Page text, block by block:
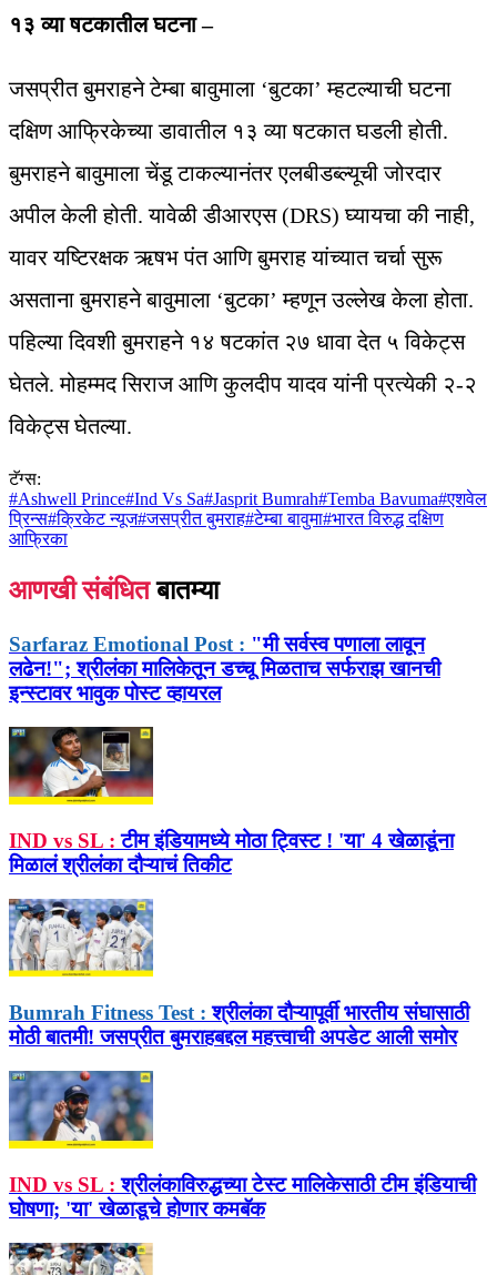
१३ व्या षटकातील घटना –
जसप्रीत बुमराहने टेम्बा बावुमाला ‘बुटका’ म्हटल्याची घटना
दक्षिण आफ्रिकेच्या डावातील १३ व्या षटकात घडली होती.
बुमराहने बावुमाला चेंडू टाकल्यानंतर एलबीडब्ल्यूची जोरदार
अपील केली होती. यावेळी डीआरएस (DRS) घ्यायचा की नाही,
यावर यष्टिरक्षक ऋषभ पंत आणि बुमराह यांच्यात चर्चा सुरू
असताना बुमराहने बावुमाला ‘बुटका’ म्हणून उल्लेख केला होता.
पहिल्या दिवशी बुमराहने १४ षटकांत २७ धावा देत ५ विकेट्स
घेतले. मोहम्मद सिराज आणि कुलदीप यादव यांनी प्रत्येकी २-२
विकेट्स घेतल्या.
टॅग्स:
#Ashwell Prince#Ind Vs Sa#Jasprit Bumrah#Temba Bavuma#एशवेल
प्रिन्स#क्रिकेट न्यूज#जसप्रीत बुमराह#टेम्बा बावुमा#भारत विरुद्ध दक्षिण
आफ्रिका
आणखी संबंधित बातम्या
Sarfaraz Emotional Post : "मी सर्वस्व पणाला लावून
लढेन!"; श्रीलंका मालिकेतून डच्चू मिळताच सर्फराझ खानची
इन्स्टावर भावुक पोस्ट व्हायरल
IND vs SL : टीम इंडियामध्ये मोठा ट्विस्ट ! 'या' 4 खेळाडूंना
मिळालं श्रीलंका दौऱ्याचं तिकीट
Bumrah Fitness Test : श्रीलंका दौऱ्यापूर्वी भारतीय संघासाठी
मोठी बातमी! जसप्रीत बुमराहबद्दल महत्त्वाची अपडेट आली समोर
IND vs SL : श्रीलंकाविरुद्धच्या टेस्ट मालिकेसाठी टीम इंडियाची
घोषणा; 'या' खेळाडूचे होणार कमबॅक